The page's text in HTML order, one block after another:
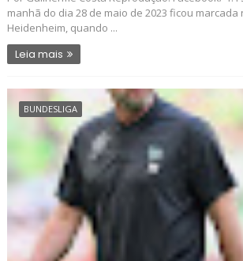
manhã do dia 28 de maio de 2023 ficou marcada
Heidenheim, quando ...
Leia mais
BUNDESLIGA